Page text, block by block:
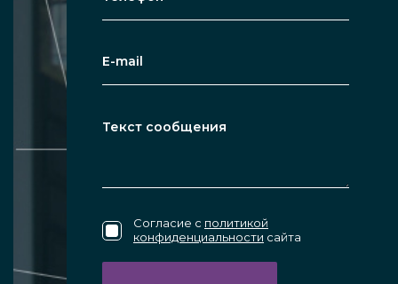
Согласие с политикой
конфиденциальности сайта